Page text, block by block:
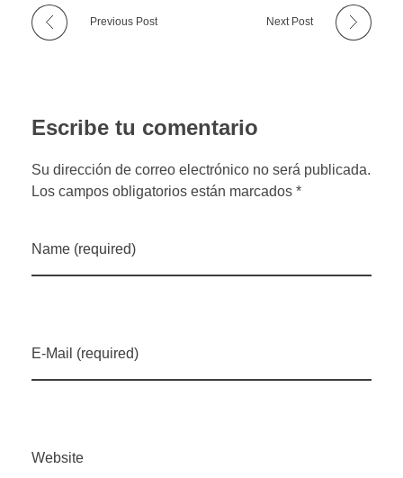
Previous Post Next Post
Escribe tu comentario
Su dirección de correo electrónico no será publicada.
Los campos obligatorios están marcados *
Name (required)
E-Mail (required)
Website